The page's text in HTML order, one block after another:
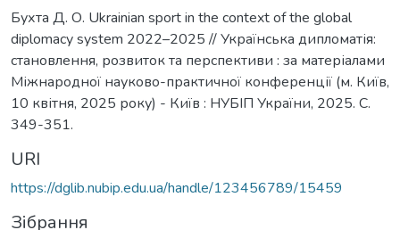
Бухта Д. О. Ukrainian sport in the context of the global
diplomacy system 2022–2025 // Українська дипломатія:
становлення, розвиток та перспективи : за матеріалами
Міжнародної науково-практичної конференції (м. Київ,
10 квітня, 2025 року) - Київ : НУБІП України, 2025. С.
349-351.
URI
https://dglib.nubip.edu.ua/handle/123456789/15459
Зібрання